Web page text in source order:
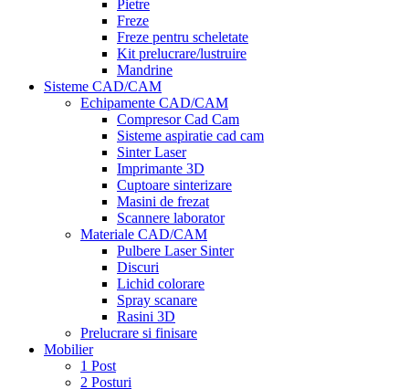
Pietre
Freze
Freze pentru scheletate
Kit prelucrare/lustruire
Mandrine
Sisteme CAD/CAM
Echipamente CAD/CAM
Compresor Cad Cam
Sisteme aspiratie cad cam
Sinter Laser
Imprimante 3D
Cuptoare sinterizare
Masini de frezat
Scannere laborator
Materiale CAD/CAM
Pulbere Laser Sinter
Discuri
Lichid colorare
Spray scanare
Rasini 3D
Prelucrare si finisare
Mobilier
1 Post
2 Posturi